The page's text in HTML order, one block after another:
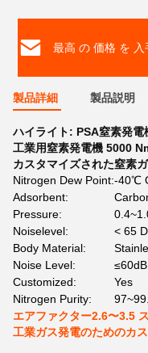
最高 の 価格 を 入
製品詳細 製品説明
ハイライト: PSA窒素発
工業用窒素発電機 5000
カスタマイズされた窒素
Nitrogen Dew Point:-40℃
Adsorbent:
Pressure:
Noiselevel:
< 65
Body Material:
Noise Level:
≤60dB
Customized:
Yes
Nitrogen Purity:
エアファクター2.6〜3.5
工業ガス発電のためのカ